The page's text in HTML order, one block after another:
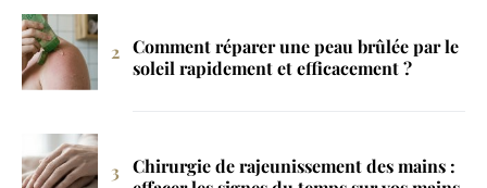
Comment réparer une peau brûlée par le
soleil rapidement et efficacement ?
Chirurgie de rajeunissement des mains :